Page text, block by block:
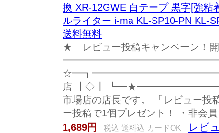
換 XR-12GWE 白テープ 黒字[強粘
ルライター i-ma KL-SP10-PN KL-
送料無料
★ レビュー投稿キャンペーン！
店 ┃◇┃
市場店の店長です。 「レビュー投
ー投稿で1個プレゼント！ ・非会
1,689円
税込 送料込 カードOK レビ